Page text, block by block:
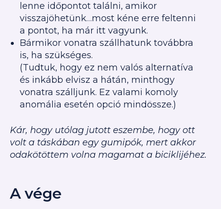
lenne időpontot találni, amikor
visszajöhetünk…most kéne erre feltenni
a pontot, ha már itt vagyunk.
Bármikor vonatra szállhatunk továbbra
is, ha szükséges.
(Tudtuk, hogy ez nem valós alternatíva
és inkább elvisz a hátán, minthogy
vonatra szálljunk. Ez valami komoly
anomália esetén opció mindössze.)
Kár, hogy utólag jutott eszembe, hogy ott
volt a táskában egy gumipók, mert akkor
odakötöttem volna magamat a biciklijéhez.
A vége